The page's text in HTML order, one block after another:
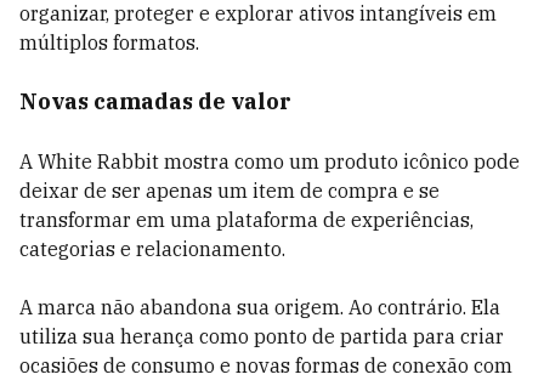
organizar, proteger e explorar ativos intangíveis em
múltiplos formatos.
Novas camadas de valor
A White Rabbit mostra como um produto icônico pode
deixar de ser apenas um item de compra e se
transformar em uma plataforma de experiências,
categorias e relacionamento.
A marca não abandona sua origem. Ao contrário. Ela
utiliza sua herança como ponto de partida para criar
ocasiões de consumo e novas formas de conexão com